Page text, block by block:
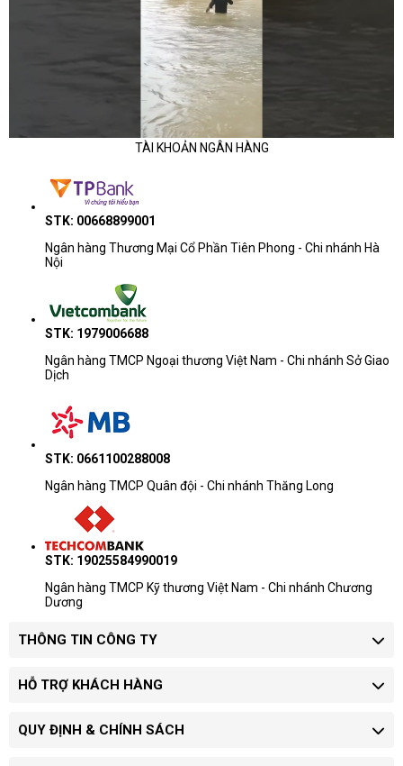
TÀI KHOẢN NGÂN HÀNG
STK: 00668899001
Ngân hàng Thương Mại Cổ Phần Tiên Phong - Chi nhánh Hà
Nội
STK: 1979006688
Ngân hàng TMCP Ngoại thương Việt Nam - Chi nhánh Sở Giao
Dịch
STK: 0661100288008
Ngân hàng TMCP Quân đội - Chi nhánh Thăng Long
STK: 19025584990019
Ngân hàng TMCP Kỹ thương Việt Nam - Chi nhánh Chương
Dương
THÔNG TIN CÔNG TY
HỖ TRỢ KHÁCH HÀNG
QUY ĐỊNH & CHÍNH SÁCH